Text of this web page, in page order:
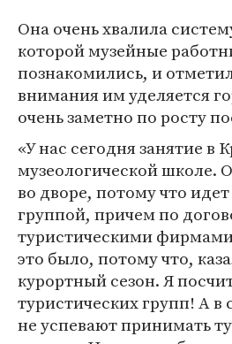
Она очень хвалила
которой музейные
познакомились, и
внимания им уделяется
очень заметно по росту
«У нас сегодня занятие в
музеологической школе.
во дворе, потому что идет
группой, причем по
туристическими
это было, потому что,
курортный сезон. Я
туристических групп! А в
не успевают принимать